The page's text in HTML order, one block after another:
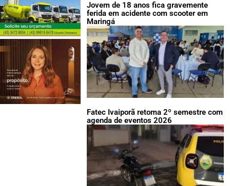
Jovem de 18 anos fica gravemente
ferida em acidente com scooter em
Maringá
Fatec Ivaiporã retoma 2º semestre com
agenda de eventos 2026